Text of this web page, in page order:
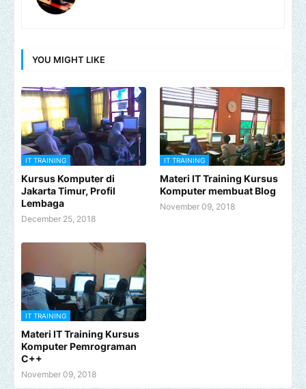
YOU MIGHT LIKE
IT TRAINING
Kursus Komputer di
Jakarta Timur, Profil
Lembaga
December 25, 2018
IT TRAINING
Materi IT Training Kursus
Komputer membuat Blog
November 09, 2018
IT TRAINING
Materi IT Training Kursus
Komputer Pemrograman
C++
November 09, 2018